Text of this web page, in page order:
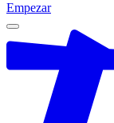
Empezar